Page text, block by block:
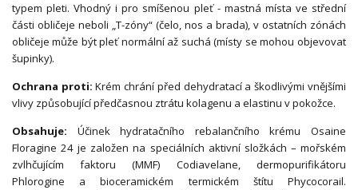
typem pleti. Vhodný i pro smíšenou pleť - mastná místa ve střední
části obličeje neboli „T-zóny“ (čelo, nos a brada), v ostatních zónách
obličeje může být pleť normální až suchá (místy se mohou objevovat
šupinky).
Ochrana proti:Krém chrání před dehydratací a škodlivými vnějšími
vlivy způsobující předčasnou ztrátu kolagenu a elastinu v pokožce.
Obsahuje: Účinek hydratačního rebalančního krému Osaine
Floragine 24 je založen na speciálních aktivní složkách – mořském
zvlhčujícím faktoru (MMF) Codiavelane, dermopurifikátoru
Phlorogine a bioceramickém termickém štítu Phycocorail.